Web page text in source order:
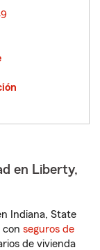
en Liberty,
Indiana, State
con seguros de
de vivienda